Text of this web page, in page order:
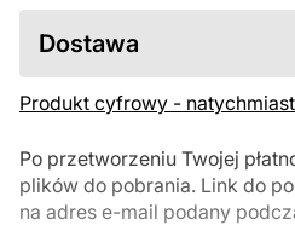
Dostawa
Produkt cyfrowy -
Po przetworzeniu Twojej
plików do pobrania. Link do
na adres e-mail podany